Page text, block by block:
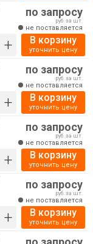
+
по запросу
руб. за шт.
не поставляется
В корзину
уточнить цену
+
по запросу
руб. за шт.
не поставляется
В корзину
уточнить цену
+
по запросу
руб. за шт.
не поставляется
В корзину
уточнить цену
+
по запросу
руб. за шт.
не поставляется
В корзину
уточнить цену